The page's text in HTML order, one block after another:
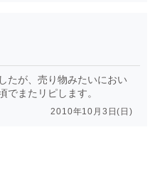
たが、売り物みたいにおい
またリピします。
2010年10月3日(日)